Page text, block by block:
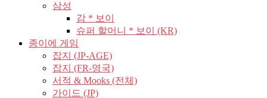
삼성
감 * 보이
슈퍼 할머니 * 보이 (KR)
종이에 게임
잡지 (JP-AGE)
잡지 (FR-영국)
서적 & Mooks (전체)
가이드 (JP)